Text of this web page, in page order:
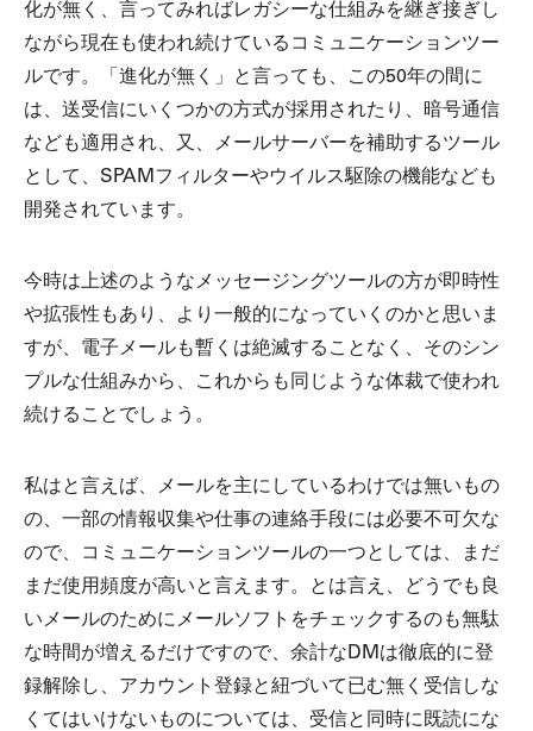
化が無く、言ってみればレガシーな仕組みを継ぎ接ぎし
ながら現在も使われ続けているコミュニケーションツー
ルです。「進化が無く」と言っても、この50年の間に
は、送受信にいくつかの方式が採用されたり、暗号通信
なども適用され、又、メールサーバーを補助するツール
として、SPAMフィルターやウイルス駆除の機能なども
開発されています。
今時は上述のようなメッセージングツールの方が即時性
や拡張性もあり、より一般的になっていくのかと思いま
すが、電子メールも暫くは絶滅することなく、そのシン
プルな仕組みから、これからも同じような体裁で使われ
続けることでしょう。
私はと言えば、メールを主にしているわけでは無いもの
の、一部の情報収集や仕事の連絡手段には必要不可欠な
ので、コミュニケーションツールの一つとしては、まだ
まだ使用頻度が高いと言えます。とは言え、どうでも良
いメールのためにメールソフトをチェックするのも無駄
な時間が増えるだけですので、余計なDMは徹底的に登
録解除し、アカウント登録と紐づいて已む無く受信しな
くてはいけないものについては、受信と同時に既読にな